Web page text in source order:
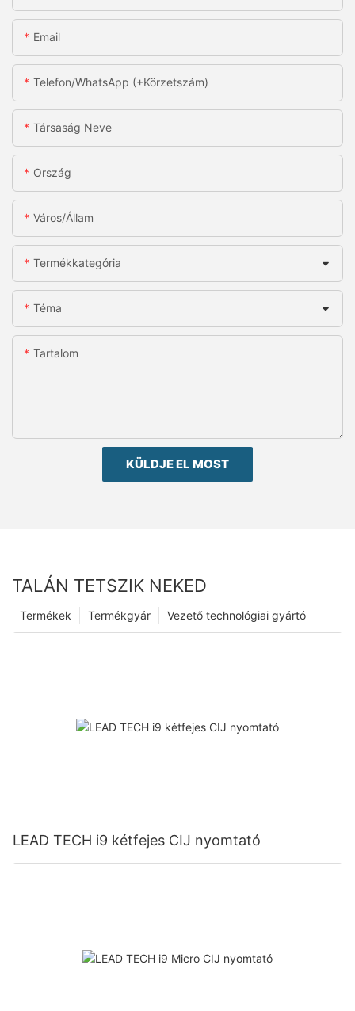
Email
Telefon/WhatsApp (+körzetszám)
Társaság Neve
Ország
Város/állam
Termékkategória
Téma
Tartalom
KÜLDJE EL MOST
TALÁN TETSZIK NEKED
Vezető technológiai gyártó
Termékgyár
Termékek
LEAD TECH i9 kétfejes CIJ nyomtató